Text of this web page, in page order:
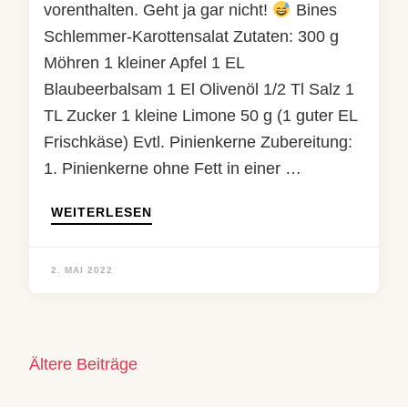
vorenthalten. Geht ja gar nicht!
Bines
Schlemmer-Karottensalat Zutaten: 300 g
Möhren 1 kleiner Apfel 1 EL
Blaubeerbalsam 1 El Olivenöl 1/2 Tl Salz 1
TL Zucker 1 kleine Limone 50 g (1 guter EL
Frischkäse) Evtl. Pinienkerne Zubereitung:
1. Pinienkerne ohne Fett in einer …
WEITERLESEN
2. MAI 2022
Beitragsnavigation
Ältere Beiträge